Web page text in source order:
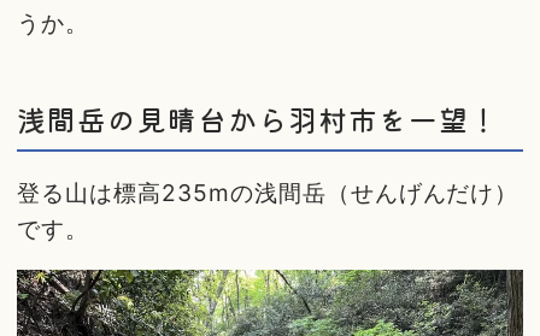
うか。
浅間岳の見晴台から羽村市を一望！
登る山は標高235mの浅間岳（せんげんだけ）
です。